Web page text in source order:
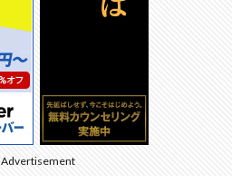
Advertisement